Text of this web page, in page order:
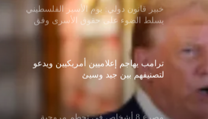
خبير قانون دولي: يوم الأسير الفلسطيني
يسلط الضوء على حقوق الأسرى وفق
اتفاقيات جنيف
ترامب يهاجم إعلاميين أمريكيين ويدعو
لتصنيفهم بين جيد وسيئ